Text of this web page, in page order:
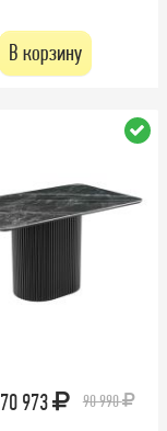
В корзину
70 973 90 990